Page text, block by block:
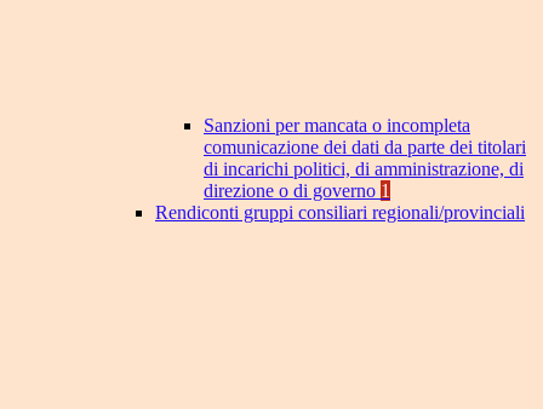
Sanzioni per mancata o incompleta
comunicazione dei dati da parte dei titolari
di incarichi politici, di amministrazione, di
direzione o di governo 1
Rendiconti gruppi consiliari regionali/provinciali